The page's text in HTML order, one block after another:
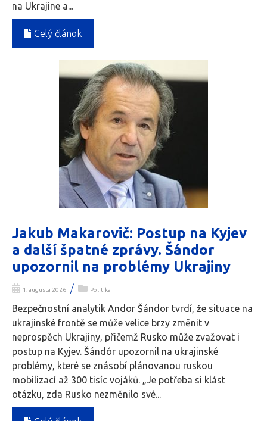
na Ukrajine a...
Celý článok
Jakub Makarovič: Postup na Kyjev
a další špatné zprávy. Šándor
upozornil na problémy Ukrajiny
1. augusta 2026 / Politika
Bezpečnostní analytik Andor Šándor tvrdí, že situace na
ukrajinské frontě se může velice brzy změnit v
neprospěch Ukrajiny, přičemž Rusko může zvažovat i
postup na Kyjev. Šándór upozornil na ukrajinské
problémy, které se znásobí plánovanou ruskou
mobilizací až 300 tisíc vojáků. „Je potřeba si klást
otázku, zda Rusko nezměnilo své...